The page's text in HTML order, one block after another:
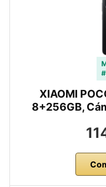
XIAOMI
8+256GB,